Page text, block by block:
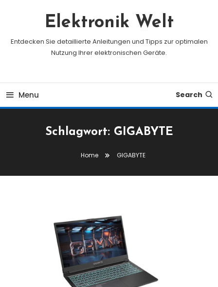
Elektronik Welt
Entdecken Sie detaillierte Anleitungen und Tipps zur optimalen
Nutzung Ihrer elektronischen Geräte.
Menu Search
Schlagwort: GIGABYTE
Home GIGABYTE